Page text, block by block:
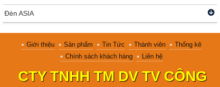
Đèn ASIA
Giới thiệu Sản phẩm Tin Tức Thành viên
Thống kê
Chính sách khách hàng
Liên hệ
CTY TNHH TM DV TV CÔNG